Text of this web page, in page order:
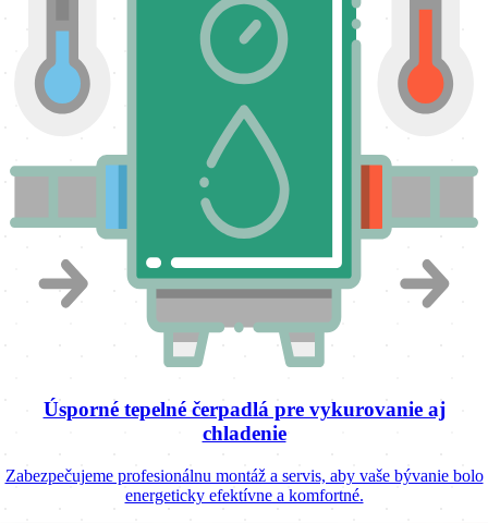
Úsporné tepelné čerpadlá pre vykurovanie aj
chladenie
Zabezpečujeme profesionálnu montáž a servis, aby vaše bývanie bolo
energeticky efektívne a komfortné.